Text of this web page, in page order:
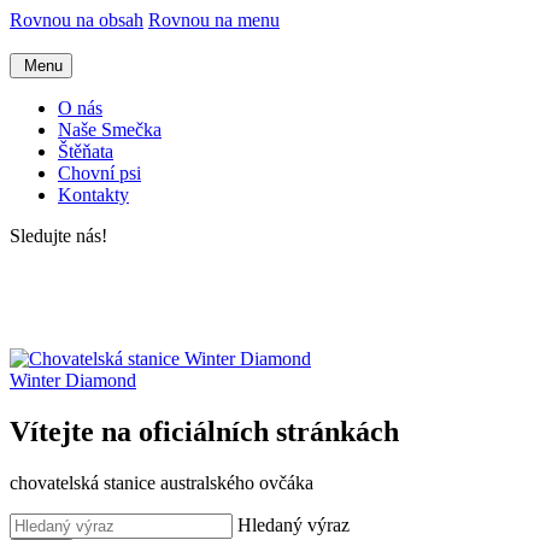
Rovnou na obsah Rovnou na menu
Menu
O nás
Naše Smečka
Štěňata
Chovní psi
Kontakty
Sledujte nás!
Winter Diamond
Vítejte na oficiálních stránkách
chovatelská stanice australského ovčáka
Hledaný výraz